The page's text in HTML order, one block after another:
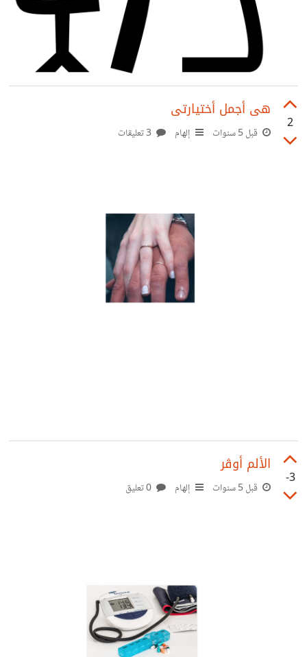
2
هى أجمل أختيارتى
قبل 5 سنوات إلهام
-3
الألم أوڤر
قبل 5 سنوات إلهام